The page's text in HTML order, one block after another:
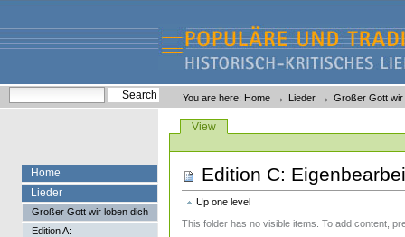
content.
navigation
Liederlexikon
Personal
tools
You are here: Home → Lieder → Großer Gott wir
ViewsView
Edition C:
Up one level
This folder has no visible items. To add content,
Home
Lieder
Großer Gott wir loben dich
Edition A: